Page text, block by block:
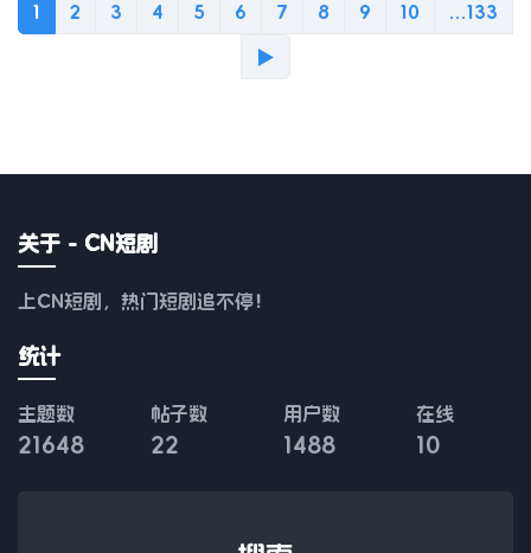
1 2 3 4 5 6 7 8 9 10 ...133
▶
关于 - CN短剧
上CN短剧，热门短剧追不停！
统计
主题数
21648
帖子数
22
用户数
1488
在线
10